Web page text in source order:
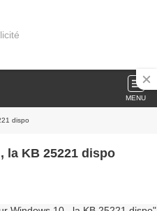
MENU
dispo
la KB 25221 dispo